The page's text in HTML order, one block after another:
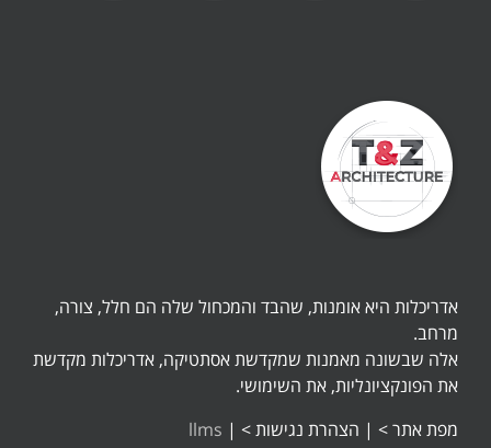
אדריכלות היא אומנות, שהבד והמכחול שלה הם חלל, צורה,
מרחב.
אלה שבשונה מאמנות שמקדשת אסתטיקה, אדריכלות מקדשת
את הפונקציונליות, את השימושי.
מפת אתר > | הצהרת נגישות > |
llms